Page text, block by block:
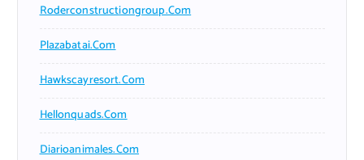
Roderconstructiongroup.com
Plazabatai.com
Hawkscayresort.com
Hellonquads.com
Diarioanimales.com